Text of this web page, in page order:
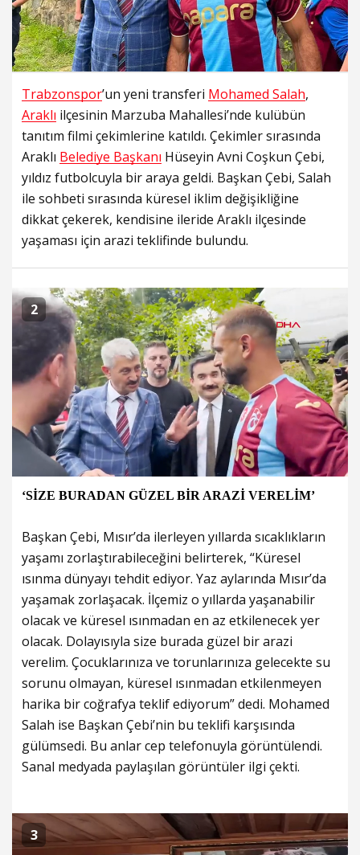
Trabzonspor’un yeni transferi Mohamed Salah,
Araklı ilçesinin Marzuba Mahallesi’nde kulübün
tanıtım filmi çekimlerine katıldı. Çekimler sırasında
Araklı Belediye Başkanı Hüseyin Avni Coşkun Çebi,
yıldız futbolcuyla bir araya geldi. Başkan Çebi, Salah
ile sohbeti sırasında küresel iklim değişikliğine
dikkat çekerek, kendisine ileride Araklı ilçesinde
yaşaması için arazi teklifinde bulundu.
2
‘SİZE BURADAN GÜZEL BİR ARAZİ VERELİM’
Başkan Çebi, Mısır’da ilerleyen yıllarda sıcaklıkların
yaşamı zorlaştırabileceğini belirterek, “Küresel
ısınma dünyayı tehdit ediyor. Yaz aylarında Mısır’da
yaşamak zorlaşacak. İlçemiz o yıllarda yaşanabilir
olacak ve küresel ısınmadan en az etkilenecek yer
olacak. Dolayısıyla size burada güzel bir arazi
verelim. Çocuklarınıza ve torunlarınıza gelecekte su
sorunu olmayan, küresel ısınmadan etkilenmeyen
harika bir coğrafya teklif ediyorum” dedi. Mohamed
Salah ise Başkan Çebi’nin bu teklifi karşısında
gülümsedi. Bu anlar cep telefonuyla görüntülendi.
Sanal medyada paylaşılan görüntüler ilgi çekti.
3